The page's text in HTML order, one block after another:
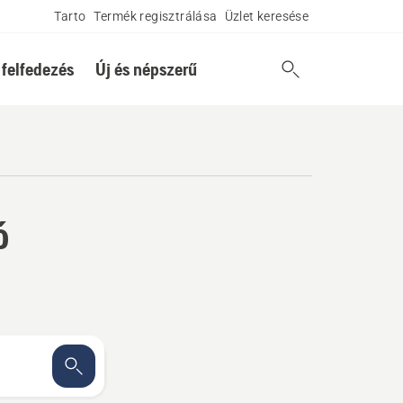
Tarto Termék regisztrálása Üzlet keresése
Új és népszerű